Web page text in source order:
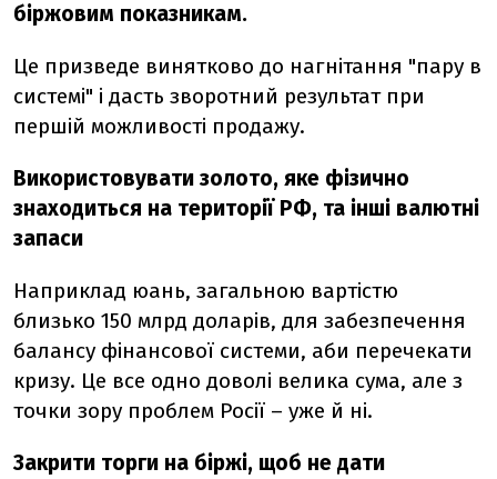
біржовим показникам.
Це призведе винятково до нагнітання "пару в
системі" і дасть зворотний результат при
першій можливості продажу.
Використовувати золото, яке фізично
знаходиться на території РФ, та інші валютні
запаси
Наприклад юань, загальною вартістю
близько 150 млрд доларів, для забезпечення
балансу фінансової системи, аби перечекати
кризу. Це все одно доволі велика сума, але з
точки зору проблем Росії – уже й ні.
Закрити торги на біржі, щоб не дати